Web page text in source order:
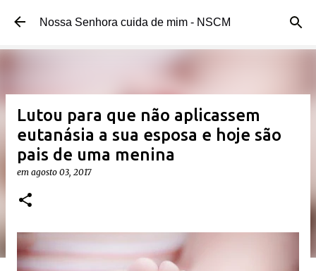
Pular para o conteúdo principal
Nossa Senhora cuida de mim - NSCM
Lutou para que não aplicassem
eutanásia a sua esposa e hoje são
pais de uma menina
em agosto 03, 2017